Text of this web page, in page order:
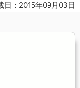
約 よくあるご質問
日：2015年09月03日